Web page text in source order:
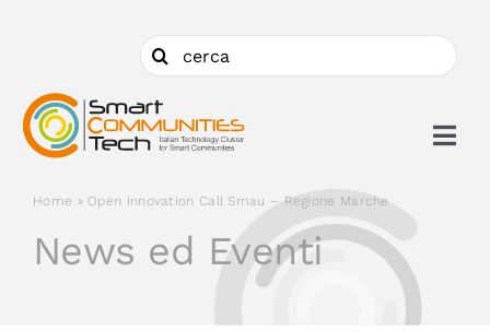
Cerca
per:
Home » Open Innovation Call Smau – Regione Marche
News ed Eventi